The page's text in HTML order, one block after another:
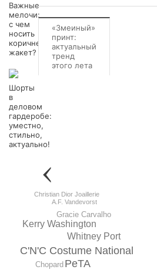
Важные
мелочи:
с чем
носить
коричневый
жакет?
Шорты
в
деловом
гардеробе:
уместно,
стильно,
актуально!
C'N'C Costume National
PeTA
Whitney Port
Kerry Washington
Chopard
Gracie Carvalho
A.F. Vandevorst
Christian Dior Joaillerie
«Змеиный»
принт:
актуальный
тренд
этого лета